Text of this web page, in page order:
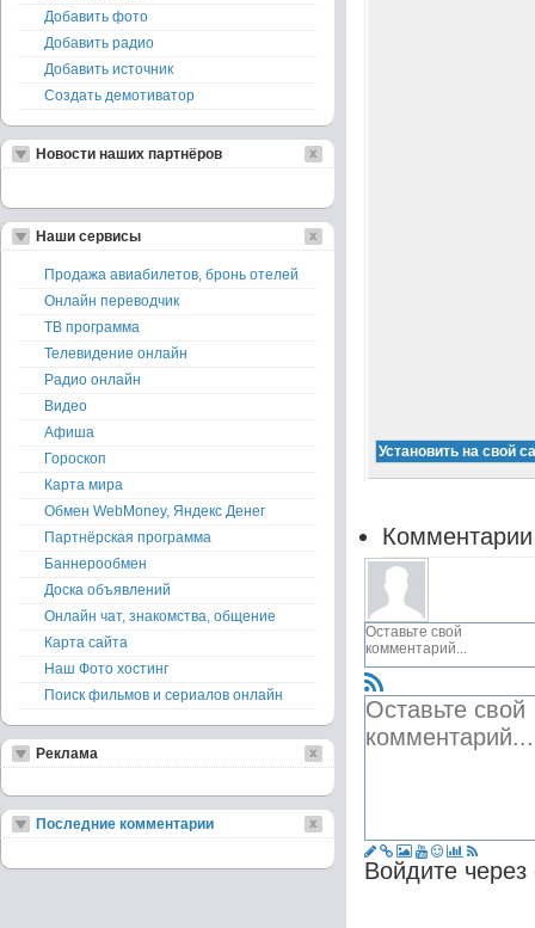
Войдите
Добавить фото
Добавить радио
Добавить источник
Создать демотиватор
Новости наших партнёров
Наши сервисы
Продажа авиабилетов, бронь отелей
Онлайн переводчик
ТВ программа
Телевидение онлайн
Радио онлайн
Видео
Афиша
Гороскоп
Карта мира
Обмен WebMoney, Яндекс Денег
Партнёрская программа
Баннерообмен
Доска объявлений
Онлайн чат, знакомства, общение
Карта сайта
Наш Фото хостинг
Поиск фильмов и сериалов онлайн
Реклама
Последние комментарии